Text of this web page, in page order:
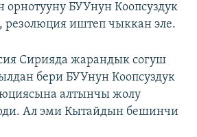
БУУнун Коопсуздук
иштеп чыккан эле.
Сирияда жарандык согуш
бери БУУнун Коопсуздук
алтынчы жолу
Ал эми Кытайдын бешинчи